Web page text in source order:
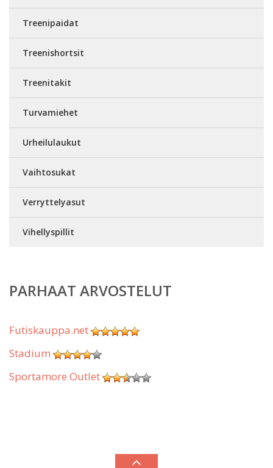
Treenipaidat
Treenishortsit
Treenitakit
Turvamiehet
Urheilulaukut
Vaihtosukat
Verryttelyasut
Vihellyspillit
PARHAAT ARVOSTELUT
Futiskauppa.net
Stadium
Sportamore Outlet